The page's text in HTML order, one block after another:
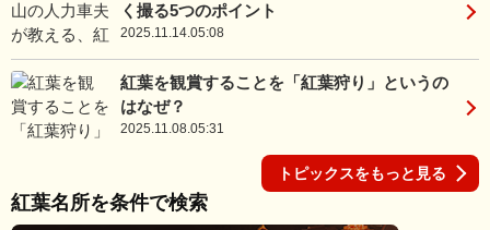
く撮る5つのポイント
2025.11.14.05:08
紅葉を観賞することを「紅葉狩り」というの
はなぜ？
2025.11.08.05:31
トピックスをもっと見る
紅葉名所を条件で検索